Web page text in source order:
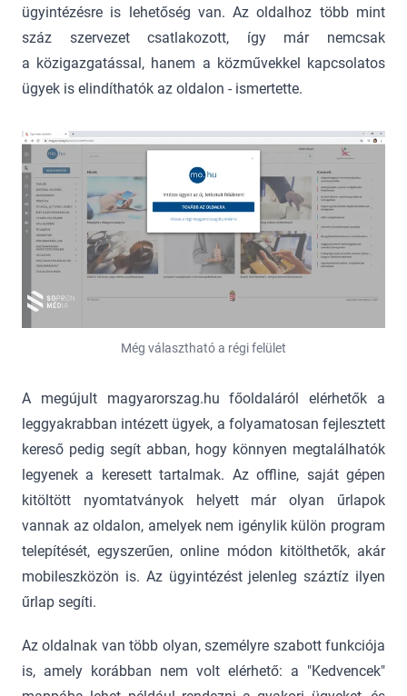
ügyintézésre is lehetőség van. Az oldalhoz több mint
száz szervezet csatlakozott, így már nemcsak
a közigazgatással, hanem a közművekkel kapcsolatos
ügyek is elindíthatók az oldalon - ismertette.
Még választható a régi felület
A megújult magyarorszag.hu főoldaláról elérhetők a
leggyakrabban intézett ügyek, a folyamatosan fejlesztett
kereső pedig segít abban, hogy könnyen megtalálhatók
legyenek a keresett tartalmak. Az offline, saját gépen
kitöltött nyomtatványok helyett már olyan űrlapok
vannak az oldalon, amelyek nem igénylik külön program
telepítését, egyszerűen, online módon kitölthetők, akár
mobileszközön is. Az ügyintézést jelenleg száztíz ilyen
űrlap segíti.
Az oldalnak van több olyan, személyre szabott funkciója
is, amely korábban nem volt elérhető: a "Kedvencek"